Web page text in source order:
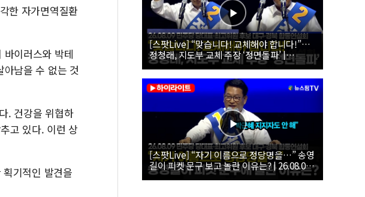
한 자가면역질환
이러스와 박테
아남을 수 없는 것
. 건강을 위협하
고 있다. 이런 상
기적인 발견을
[스팟Live] “맞습니다! 교체해야 합니다!”…
정청래, 지도부 교체 주장 ‘정면돌파’ |
26.08.09 더불어민주당 당대표·최고위원 후
보 대구·경북 합동연설회
[스팟Live] “자기 이름으로 정당명을…” 송영
길이 피켓 문구 보고 놀란 이유는? | 26.08.09
더불어민주당 당대표·최고위원 후보 대구·경